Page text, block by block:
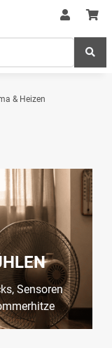
& Heizen
Sensoren